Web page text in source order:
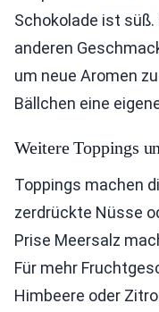
Schokolade ist
anderen
um neue Aromen
Bällchen eine
Weitere Toppings
Toppings machen
zerdrückte Nüsse
Prise Meersalz
Für mehr
Himbeere oder